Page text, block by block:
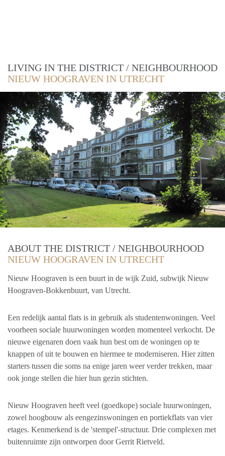
LIVING IN THE DISTRICT / NEIGHBOURHOOD
NIEUW HOOGRAVEN IN UTRECHT
ABOUT THE DISTRICT / NEIGHBOURHOOD
NIEUW HOOGRAVEN IN UTRECHT
Nieuw Hoograven is een buurt in de wijk Zuid, subwijk Nieuw
Hoograven-Bokkenbuurt, van Utrecht.
Een redelijk aantal flats is in gebruik als studentenwoningen. Veel
voorheen sociale huurwoningen worden momenteel verkocht. De
nieuwe eigenaren doen vaak hun best om de woningen op te
knappen of uit te bouwen en hiermee te moderniseren. Hier zitten
starters tussen die soms na enige jaren weer verder trekken, maar
ook jonge stellen die hier hun gezin stichten.
Nieuw Hoograven heeft veel (goedkope) sociale huurwoningen,
zowel hoogbouw als eengezinswoningen en portiekflats van vier
etages. Kenmerkend is de 'stempel'-structuur. Drie complexen met
buitenruimte zijn ontworpen door Gerrit Rietveld.